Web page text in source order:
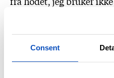
Consent
så da blir det en fri
lest, hørt og funnet på.
fra myter og eventyr.
et utgangspunkt for å